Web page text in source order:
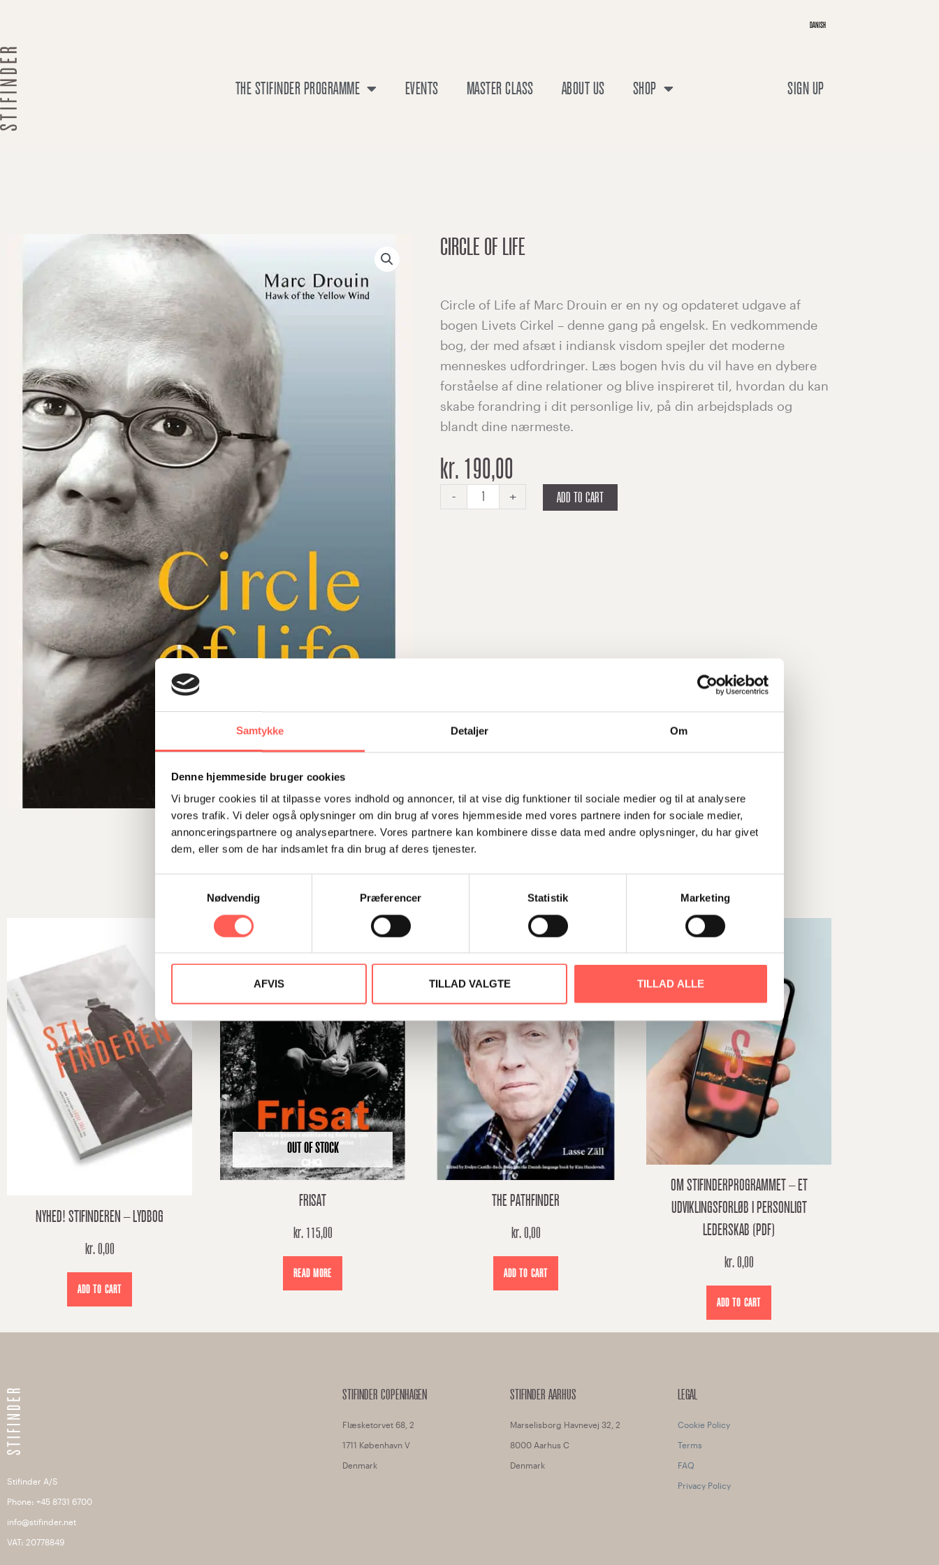
Samtykke Detaljer Om
Denne hjemmeside bruger cookies
Vi bruger cookies til at tilpasse vores indhold og annoncer, til at vise dig funktioner til sociale medier og til at analysere
vores trafik. Vi deler også oplysninger om din brug af vores hjemmeside med vores partnere inden for sociale medier,
annonceringspartnere og analysepartnere. Vores partnere kan kombinere disse data med andre oplysninger, du har givet
dem, eller som de har indsamlet fra din brug af deres tjenester.
Nødvendig
Præferencer Statistik Marketing
AFVIS TILLAD VALGTE TILLAD ALLE
content
DANISH
THE STIFINDER PROGRAMME EVENTS MASTER CLASS ABOUT US SHOP SIGN UP
CIRCLE OF LIFE
Circle of Life af Marc Drouin er en ny og opdateret udgave af
bogen Livets Cirkel – denne gang på engelsk. En vedkommende
bog, der med afsæt i indiansk visdom spejler det moderne
menneskes udfordringer. Læs bogen hvis du vil have en dybere
forståelse af dine relationer og blive inspireret til, hvordan du kan
skabe forandring i dit personlige liv, på din arbejdsplads og
blandt dine nærmeste.
kr. 190,00
- + ADD TO CART
NYHED! STIFINDEREN – LYDBOG
kr.0,00
ADD TO CART
OUT OF STOCK
FRISAT
kr.115,00
READ MORE
THE PATHFINDER
kr.0,00
ADD TO CART
OM STIFINDERPROGRAMMET – ET
UDVIKLINGSFORLØB I PERSONLIGT
LEDERSKAB (PDF)
kr.0,00
ADD TO CART
Stifinder A/S
Phone: +45 8731 6700
info@stifinder.net
VAT: 20778849
STIFINDER COPENHAGEN
Flæsketorvet 68, 2
1711 København V
Denmark
STIFINDER AARHUS
Marselisborg Havnevej 32, 2
8000 Aarhus C
Denmark
LEGAL
Cookie Policy
Terms
FAQ
Privacy Policy